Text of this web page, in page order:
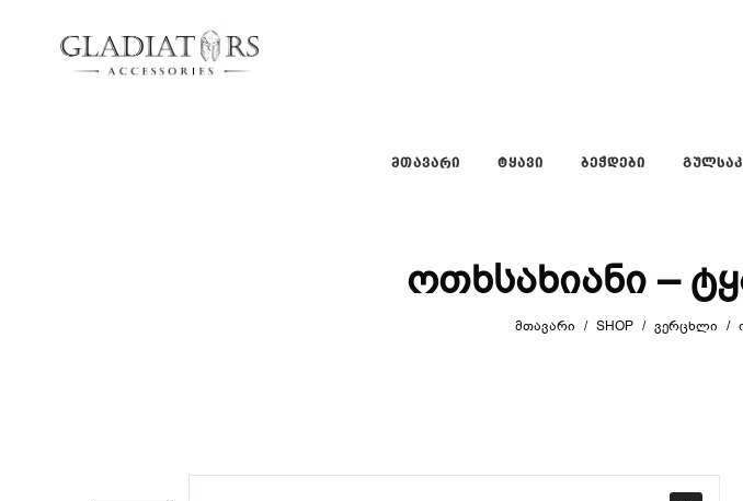
gladiators
gladiators
ᲛᲗᲐᲕᲐᲠᲘ ᲢᲧᲐᲕᲘ ᲑᲔᲭᲓᲔᲑᲘ
ოთხსახიანი –
ᲛᲗᲐᲕᲐᲠᲘ / SHOP / ᲕᲔᲠᲪᲮᲚᲘ /